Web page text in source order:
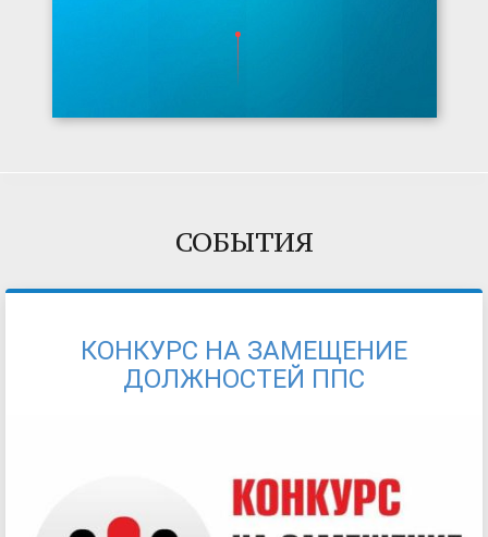
СОБЫТИЯ
КОНКУРС НА ЗАМЕЩЕНИЕ
ДОЛЖНОСТЕЙ ППС